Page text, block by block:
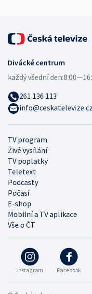
Instagram Facebook
TV program
Živé vysílání
TV poplatky
Teletext
Podcasty
Počasí
E-shop
Mobilní a TV aplikace
Vše o ČT
Divácké centrum
každý všední den:
261 136 113
info@ceskatelevize.cz